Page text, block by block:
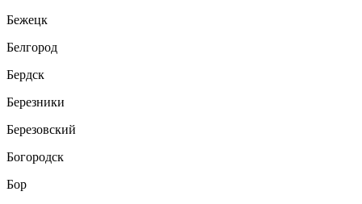
Бежецк
Белгород
Бердск
Березники
Березовский
Богородск
Бор